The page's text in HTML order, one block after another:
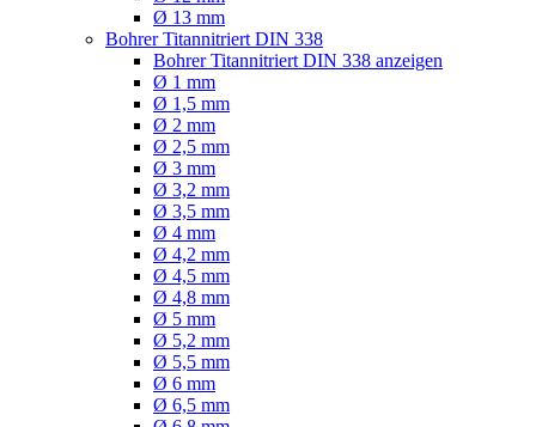
Ø 13 mm
Bohrer Titannitriert DIN 338
Bohrer Titannitriert DIN 338 anzeigen
Ø 1 mm
Ø 1,5 mm
Ø 2 mm
Ø 2,5 mm
Ø 3 mm
Ø 3,2 mm
Ø 3,5 mm
Ø 4 mm
Ø 4,2 mm
Ø 4,5 mm
Ø 4,8 mm
Ø 5 mm
Ø 5,2 mm
Ø 5,5 mm
Ø 6 mm
Ø 6,5 mm